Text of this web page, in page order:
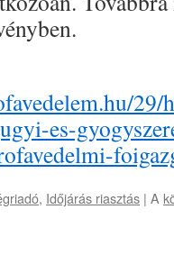
es-
, Időjárás riasztás | A